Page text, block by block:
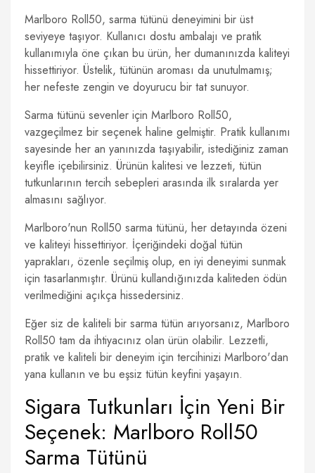
Marlboro Roll50, sarma tütünü deneyimini bir üst
seviyeye taşıyor. Kullanıcı dostu ambalajı ve pratik
kullanımıyla öne çıkan bu ürün, her dumanınızda kaliteyi
hissettiriyor. Üstelik, tütünün aroması da unutulmamış;
her nefeste zengin ve doyurucu bir tat sunuyor.
Sarma tütünü sevenler için Marlboro Roll50,
vazgeçilmez bir seçenek haline gelmiştir. Pratik kullanımı
sayesinde her an yanınızda taşıyabilir, istediğiniz zaman
keyifle içebilirsiniz. Ürünün kalitesi ve lezzeti, tütün
tutkunlarının tercih sebepleri arasında ilk sıralarda yer
almasını sağlıyor.
Marlboro'nun Roll50 sarma tütünü, her detayında özeni
ve kaliteyi hissettiriyor. İçeriğindeki doğal tütün
yaprakları, özenle seçilmiş olup, en iyi deneyimi sunmak
için tasarlanmıştır. Ürünü kullandığınızda kaliteden ödün
verilmediğini açıkça hissedersiniz.
Eğer siz de kaliteli bir sarma tütün arıyorsanız, Marlboro
Roll50 tam da ihtiyacınız olan ürün olabilir. Lezzetli,
pratik ve kaliteli bir deneyim için tercihinizi Marlboro'dan
yana kullanın ve bu eşsiz tütün keyfini yaşayın.
Sigara Tutkunları İçin Yeni Bir
Seçenek: Marlboro Roll50
Sarma Tütünü